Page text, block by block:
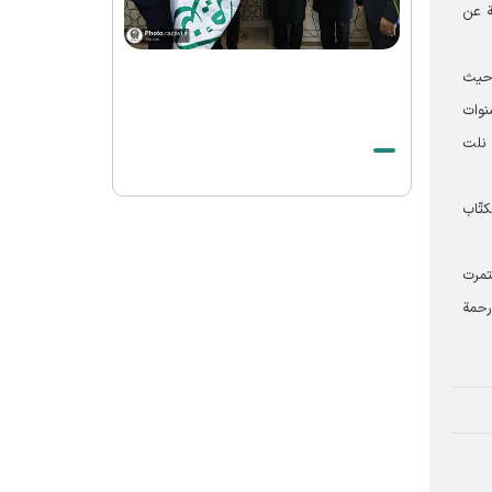
عن
حيث
نلت
الأديان والمعتقدات
شكر الحضور المهيب للزوار والمجاورين في